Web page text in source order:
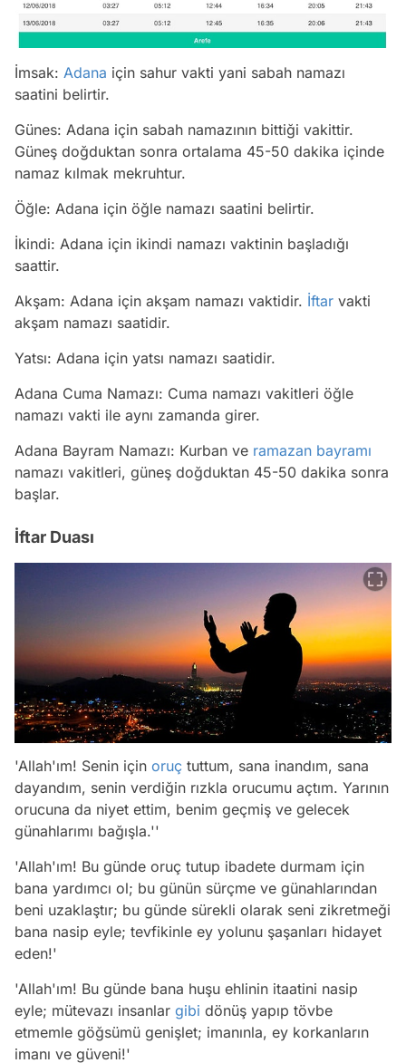
İmsak: Adana için sahur vakti yani sabah namazı
saatini belirtir.
Günes: Adana için sabah namazının bittiği vakittir.
Güneş doğduktan sonra ortalama 45-50 dakika içinde
namaz kılmak mekruhtur.
Öğle: Adana için öğle namazı saatini belirtir.
İkindi: Adana için ikindi namazı vaktinin başladığı
saattir.
Akşam: Adana için akşam namazı vaktidir. İftar vakti
akşam namazı saatidir.
Yatsı: Adana için yatsı namazı saatidir.
Adana Cuma Namazı: Cuma namazı vakitleri öğle
namazı vakti ile aynı zamanda girer.
Adana Bayram Namazı: Kurban ve ramazan bayramı
namazı vakitleri, güneş doğduktan 45-50 dakika sonra
başlar.
İftar Duası
'Allah'ım! Senin için oruç tuttum, sana inandım, sana
dayandım, senin verdiğin rızkla orucumu açtım. Yarının
orucuna da niyet ettim, benim geçmiş ve gelecek
günahlarımı bağışla.''
'Allah'ım! Bu günde oruç tutup ibadete durmam için
bana yardımcı ol; bu günün sürçme ve günahlarından
beni uzaklaştır; bu günde sürekli olarak seni zikretmeği
bana nasip eyle; tevfikinle ey yolunu şaşanları hidayet
eden!'
'Allah'ım! Bu günde bana huşu ehlinin itaatini nasip
eyle; mütevazı insanlar gibi dönüş yapıp tövbe
etmemle göğsümü genişlet; imanınla, ey korkanların
imanı ve güveni!'